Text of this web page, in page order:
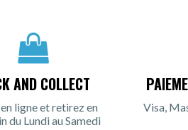
AND COLLECT
ligne et retirez en
du Lundi au Samedi
Visa,